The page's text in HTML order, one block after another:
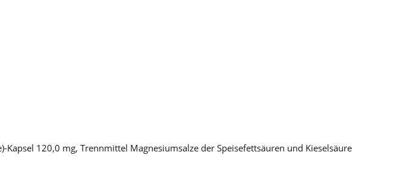
120,0 mg, Trennmittel Magnesiumsalze der Speisefettsäuren und Kieselsäure